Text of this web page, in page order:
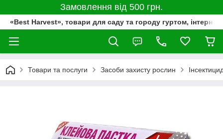
Замовлення від 500 грн.
«Best Harvest», товари для саду та городу гуртом,
Товари та послуги Засоби захисту рослин